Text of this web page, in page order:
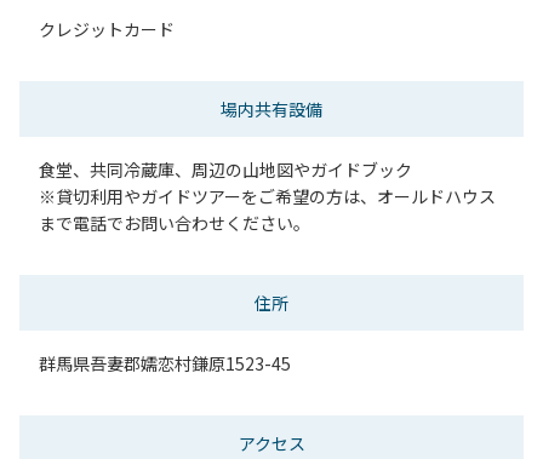
クレジットカード
場内共有設備
食堂、共同冷蔵庫、周辺の山地図やガイドブック
※貸切利用やガイドツアーをご希望の方は、オールドハウス
まで電話でお問い合わせください。
住所
群馬県吾妻郡嬬恋村鎌原1523-45
アクセス